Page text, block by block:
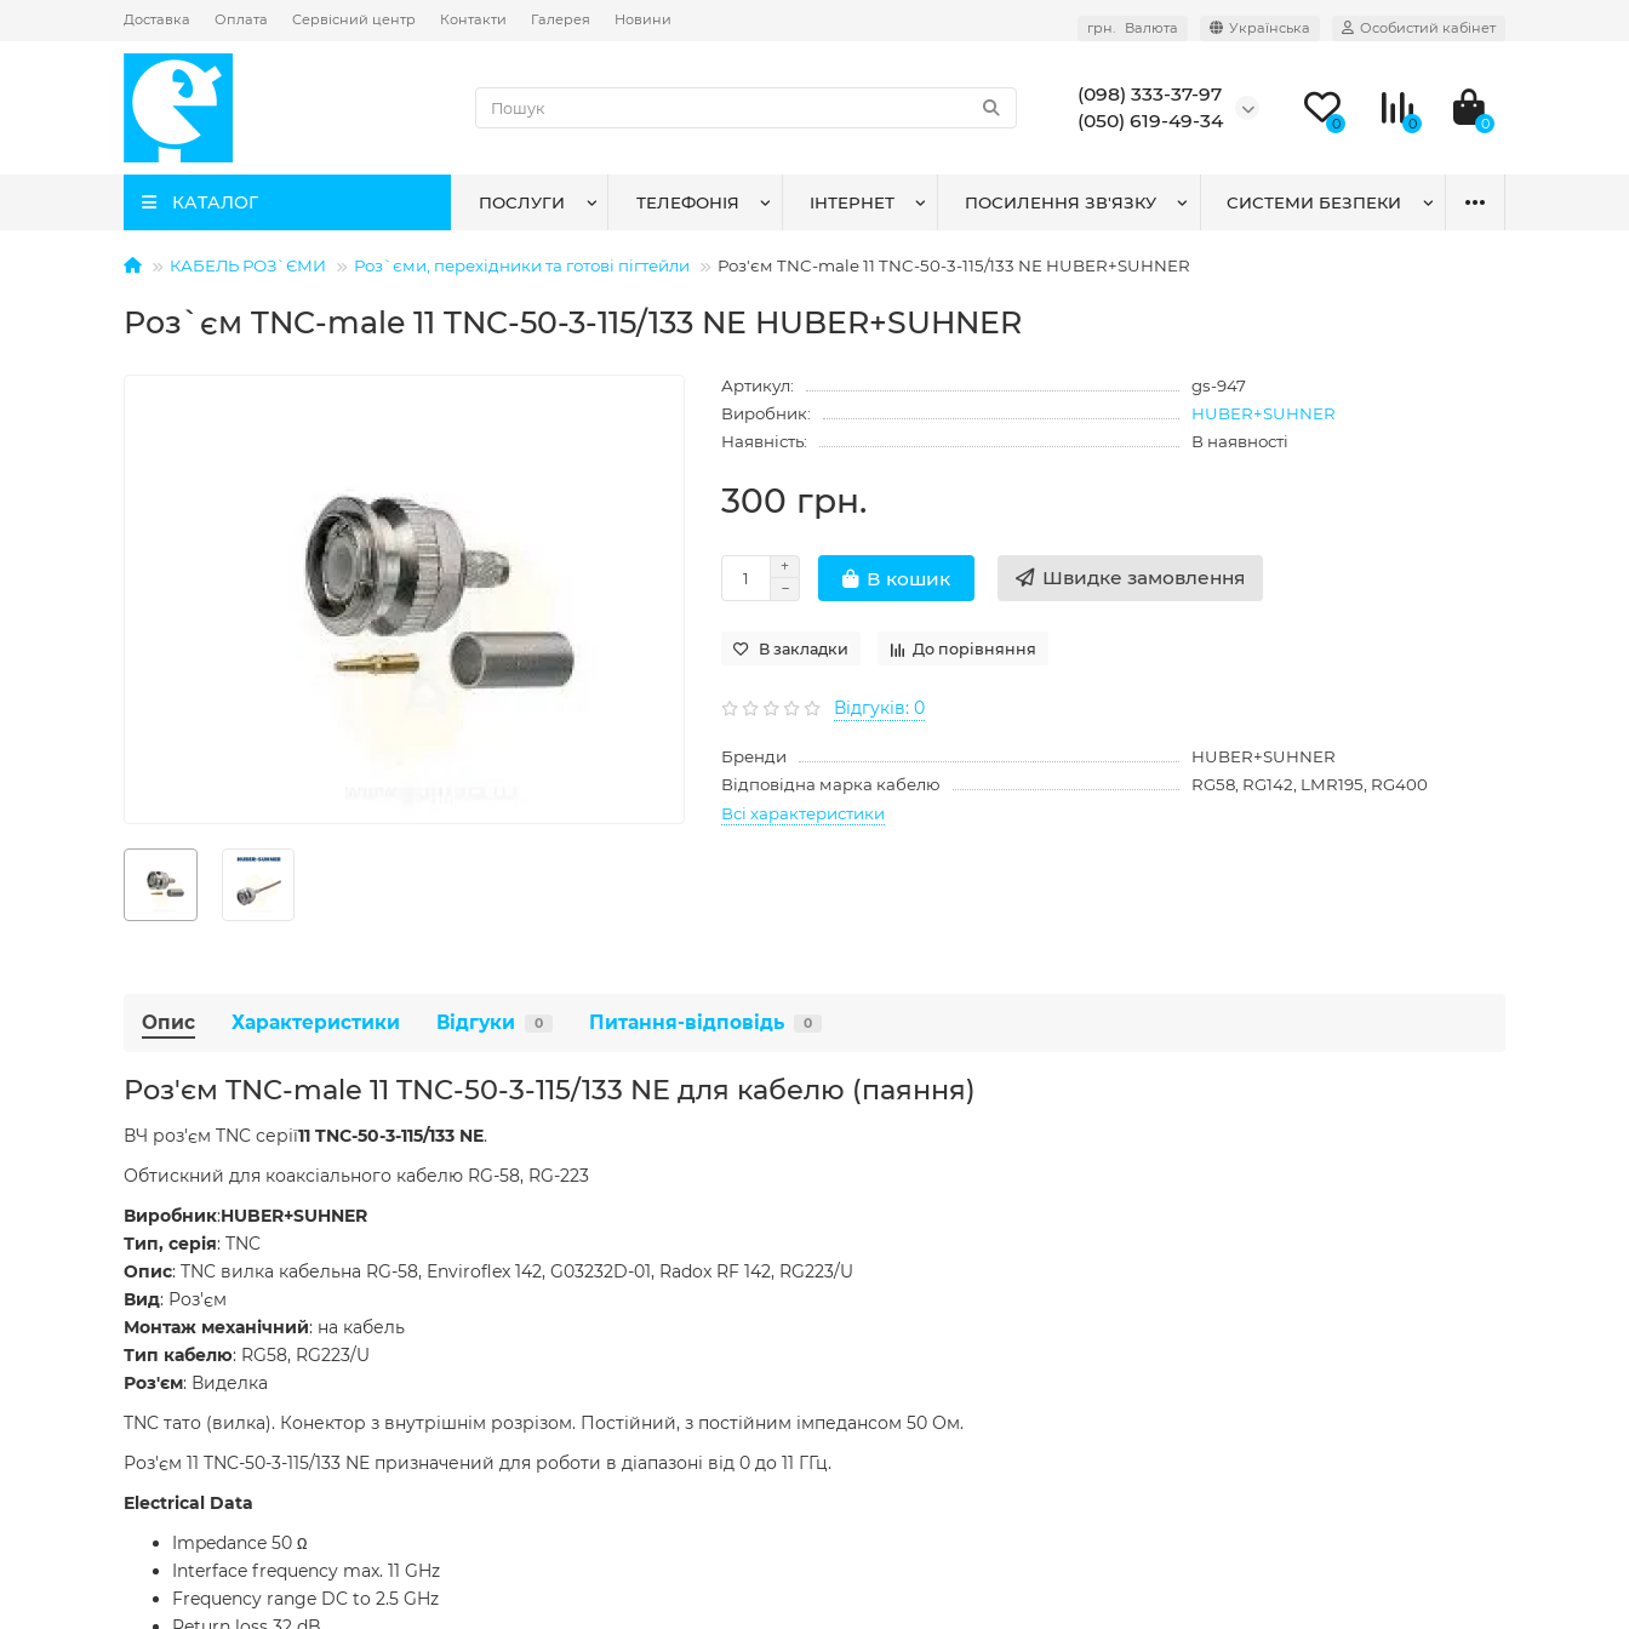
Доставка Оплата Сервісний центр Контакти Галерея Новини грн. Валюта Українська Особистий кабінет
(098) 333-37-97
(050) 619-49-34
0 0 0
КАТАЛОГ ПОСЛУГИ ТЕЛЕФОНІЯ ІНТЕРНЕТ ПОСИЛЕННЯ ЗВ'ЯЗКУ СИСТЕМИ БЕЗПЕКИ
КАБЕЛЬ РОЗ`ЄМИ Роз`єми, перехідники та готові пігтейли Роз'єм TNC-male 11 TNC-50-3-115/133 NE HUBER+SUHNER
Роз`єм TNC-male 11 TNC-50-3-115/133 NE HUBER+SUHNER
Артикул:
gs-947
Виробник:
HUBER+SUHNER
Наявність:
В наявності
300 грн.
В кошик Швидке замовлення
В закладки До порівняння
Відгуків: 0
Бренди
HUBER+SUHNER
Відповідна марка кабелю
RG58, RG142, LMR195, RG400
Всі характеристики
Опис Характеристики Відгуки 0 Питання-відповідь 0
Роз'єм TNC-male 11 TNC-50-3-115/133 NE для кабелю (паяння)
ВЧ роз'єм TNC серії11 TNC-50-3-115/133 NE.
Обтискний для коаксіального кабелю RG-58, RG-223
Виробник:HUBER+SUHNER
Тип, серія: TNC
Опис: TNC вилка кабельна RG-58, Enviroflex 142, G03232D-01, Radox RF 142, RG223/U
Вид: Роз'єм
Монтаж механічний: на кабель
Тип кабелю: RG58, RG223/U
Роз'єм: Виделка
TNC тато (вилка). Конектор з внутрішнім розрізом. Постійний, з постійним імпедансом 50 Ом.
Роз'єм 11 TNC-50-3-115/133 NE призначений для роботи в діапазоні від 0 до 11 ГГц.
Electrical Data
Impedance 50 Ω
Interface frequency max. 11 GHz
Frequency range DC to 2.5 GHz